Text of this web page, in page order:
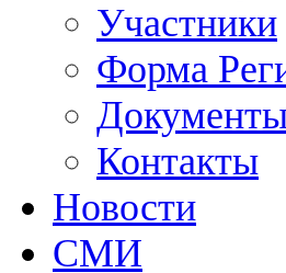
Участники
Форма
Контакты
Новости
СМИ